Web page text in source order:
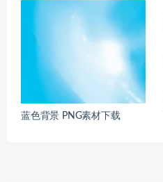
蓝色背景 PNG素材下载